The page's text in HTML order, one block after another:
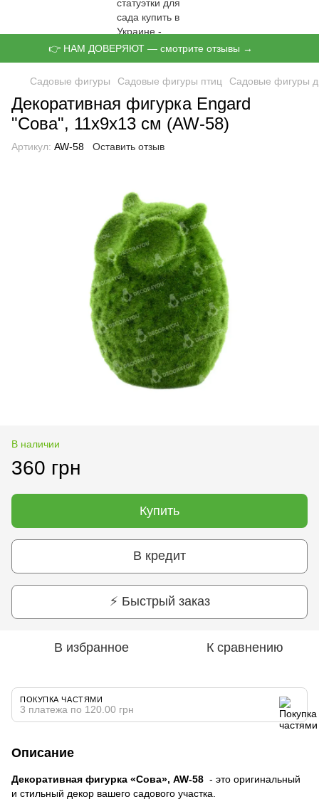
👉 НАМ ДОВЕРЯЮТ — смотрите отзывы →
Садовые фигуры Садовые фигуры птиц Садовые фигуры
Декоративная фигурка Engard
"Сова", 11х9х13 см (AW-58)
Артикул: AW-58 Оставить отзыв
В наличии
360 грн
Купить
В кредит
⚡ Быстрый заказ
В избранное К сравнению
ПОКУПКА ЧАСТЯМИ
3 платежа по 120.00 грн
Описание
Декоративная фигурка «Сова», AW-58 - это оригинальный
и стильный декор вашего садового участка.